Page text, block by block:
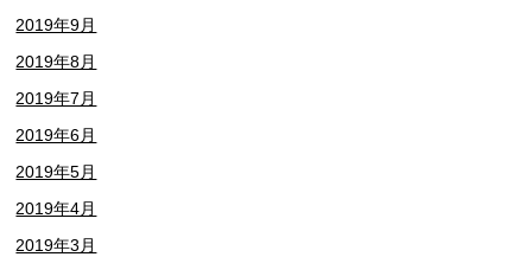
2019年9月
2019年8月
2019年7月
2019年6月
2019年5月
2019年4月
2019年3月